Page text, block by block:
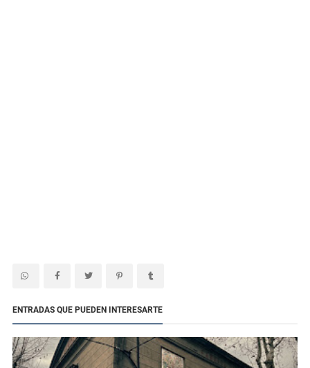
ENTRADAS QUE PUEDEN INTERESARTE